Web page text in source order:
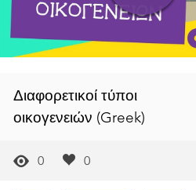
Διαφορετικοί τύποι
οικογενειών (Greek)
0 0